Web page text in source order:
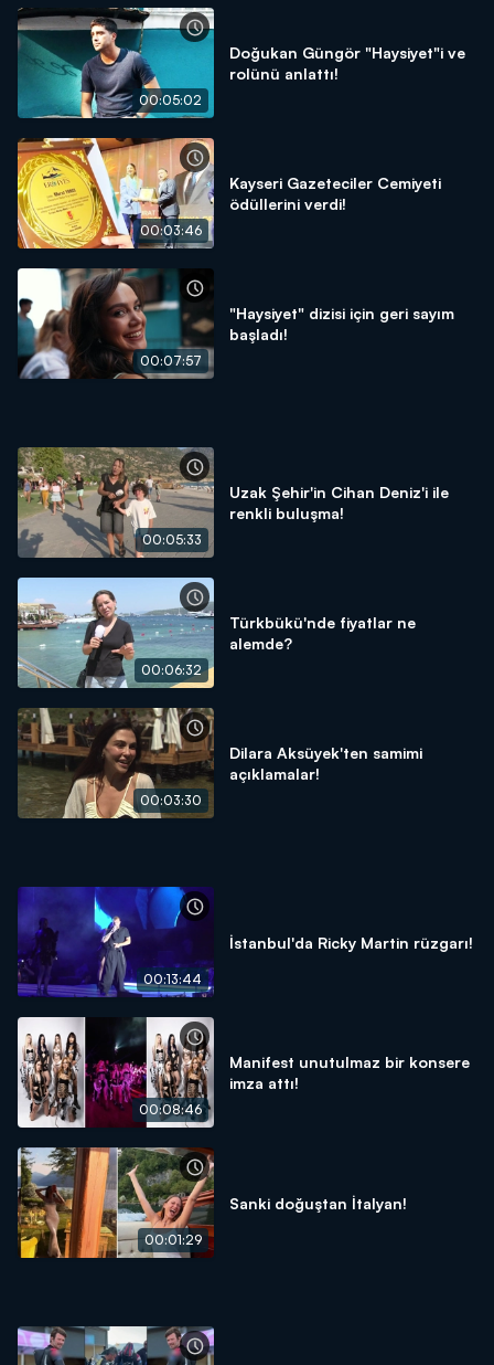
00:05:02
Doğukan Güngör "Haysiyet"i ve
rolünü anlattı!
00:03:46
Kayseri Gazeteciler Cemiyeti
ödüllerini verdi!
00:07:57
"Haysiyet" dizisi için geri sayım
başladı!
00:05:33
Uzak Şehir'in Cihan Deniz'i ile
renkli buluşma!
00:06:32
Türkbükü'nde fiyatlar ne
alemde?
00:03:30
Dilara Aksüyek'ten samimi
açıklamalar!
00:13:44
İstanbul'da Ricky Martin rüzgarı!
00:08:46
Manifest unutulmaz bir konsere
imza attı!
00:01:29
Sanki doğuştan İtalyan!